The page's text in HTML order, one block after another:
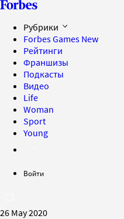
Рубрики
Forbes Games New
Рейтинги
Франшизы
Подкасты
Видео
Life
Woman
Sport
Young
Войти
26 May 2020